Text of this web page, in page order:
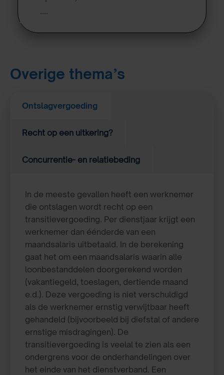
….
Overige thema’s
Ontslagvergoeding
Recht op een uitkering?
Concurrentie- en relatiebeding
In de meeste gevallen heeft een werknemer
die ontslagen wordt recht op een
transitievergoeding. Per dienstjaar krijgt een
werknemer dan éénderde van een
maandsalaris uitbetaald. In de berekening
gaat het om een maandsalaris waarin alle
loonbestanddelen doorgerekend worden
(vakantiegeld, toeslagen, dertiende maand
e.d.). Deze vergoeding is niet verschuldigd
als de werknemer ernstig verwijtbaar heeft
gehandeld (bijvoorbeeld bij diefstal of andere
ernstige misdragingen). De
transitievergoeding is veelal te zien als een
ondergrens voor de onderhandelingen over
het einde van het dienstverband. Een